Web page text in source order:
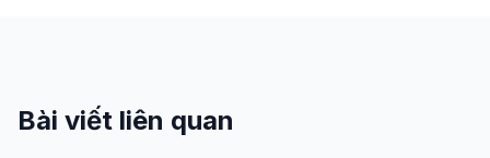
Bài viết liên quan